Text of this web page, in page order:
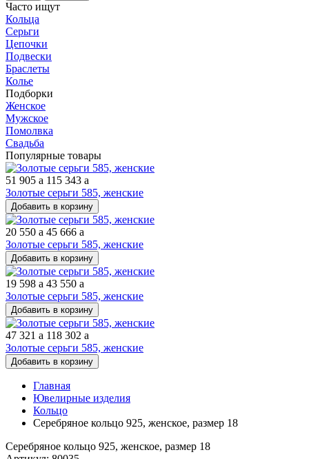
Часто ищут
Кольца
Серьги
Цепочки
Подвески
Браслеты
Колье
Подборки
Женское
Мужское
Помолвка
Свадьба
Популярные товары
51 905 a 115 343 a
Золотые серьги 585, женские
Добавить в корзину
20 550 a 45 666 a
Золотые серьги 585, женские
Добавить в корзину
19 598 a 43 550 a
Золотые серьги 585, женские
Добавить в корзину
47 321 a 118 302 a
Золотые серьги 585, женские
Добавить в корзину
Главная
Ювелирные изделия
Кольцо
Серебряное кольцо 925, женское, размер 18
Серебряное кольцо 925, женское, размер 18